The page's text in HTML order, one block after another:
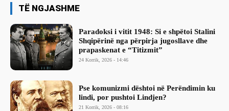
TË NGJASHME
Paradoksi i vitit 1948: Si e shpëtoi Stalini
Shqipërinë nga përpirja jugosllave dhe
prapaskenat e “Titizmit”
24 Korrik, 2026 - 14:46
Pse komunizmi dështoi në Perëndimin ku
lindi, por pushtoi Lindjen?
21 Korrik, 2026 - 08:16